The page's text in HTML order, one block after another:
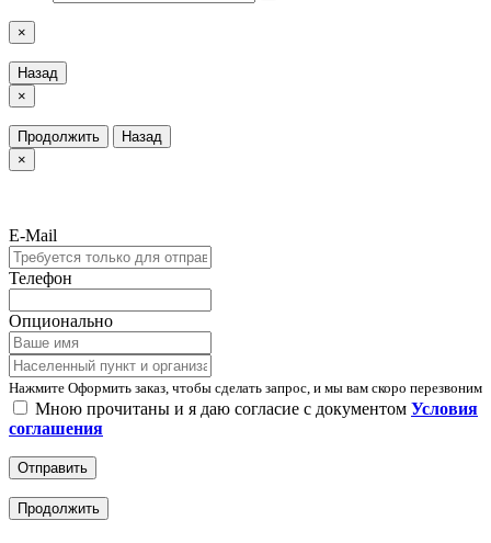
×
Назад
×
Продолжить
Назад
×
E-Mail
Телефон
Опционально
Нажмите Оформить заказ, чтобы сделать запрос, и мы вам скоро перезвоним
Мною прочитаны и я даю согласие с документом Условия
соглашения
Отправить
Продолжить